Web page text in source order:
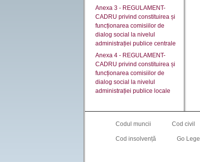
Anexa 3 - REGULAMENT-
CADRU privind constituirea și
funcționarea comisiilor de
dialog social la nivelul
administrației publice centrale
Anexa 4 - REGULAMENT-
CADRU privind constituirea și
funcționarea comisiilor de
dialog social la nivelul
administrației publice locale
Codul muncii Cod civil
Cod insolvență Go Lege